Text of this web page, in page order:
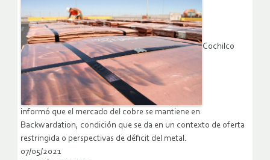
Cochilco
informó que el mercado del cobre se mantiene en
Backwardation, condición que se da en un contexto de oferta
restringida o perspectivas de déficit del metal.
07/05/2021